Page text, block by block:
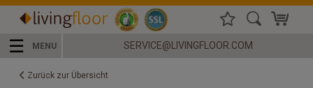
☰ MENU SERVICE@LIVINGFLOOR.COM
Zurück zur Übersicht